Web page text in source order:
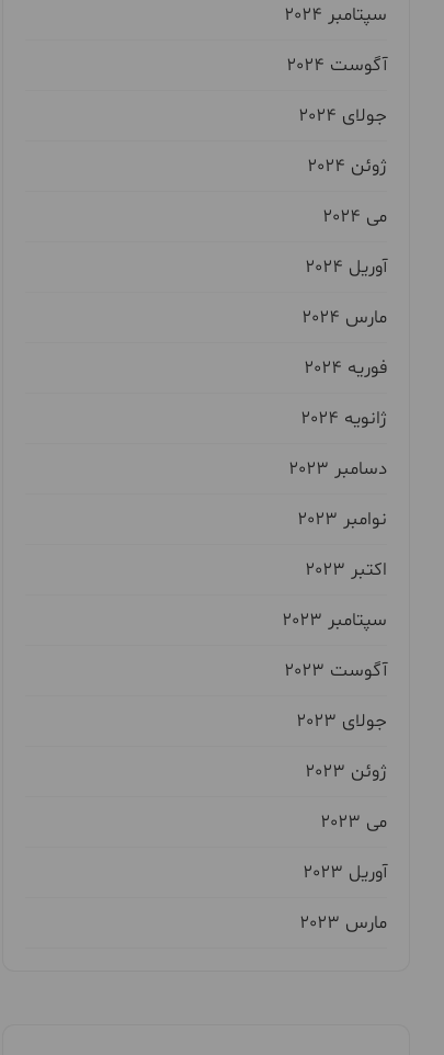
سپتامبر 2024
آگوست 2024
جولای 2024
ژوئن 2024
می 2024
آوریل 2024
مارس 2024
فوریه 2024
ژانویه 2024
دسامبر 2023
نوامبر 2023
اکتبر 2023
سپتامبر 2023
آگوست 2023
جولای 2023
ژوئن 2023
می 2023
آوریل 2023
مارس 2023